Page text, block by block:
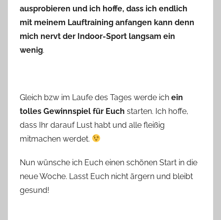
ausprobieren und ich hoffe, dass ich endlich
mit meinem Lauftraining anfangen kann denn
mich nervt der Indoor-Sport langsam ein
wenig.
Gleich bzw im Laufe des Tages werde ich ein
tolles Gewinnspiel für Euch starten. Ich hoffe,
dass Ihr darauf Lust habt und alle fleißig
mitmachen werdet.
Nun wünsche ich Euch einen schönen Start in die
neue Woche. Lasst Euch nicht ärgern und bleibt
gesund!